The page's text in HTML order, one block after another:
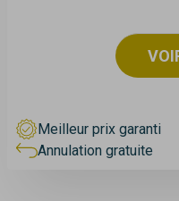
Meilleur prix garanti
Annulation gratuite